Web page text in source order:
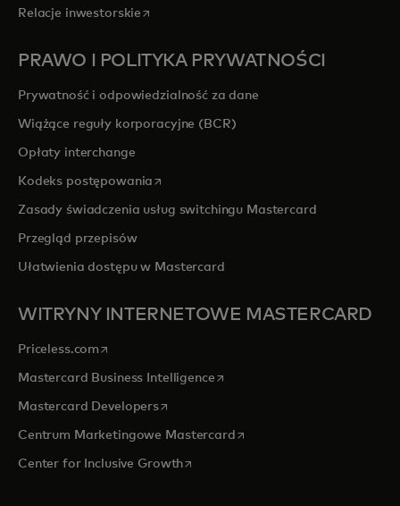
Relacje inwestorskie opens in a new tab
PRAWO I POLITYKA PRYWATNOŚCI
Prywatność i odpowiedzialność za dane
Wiążące reguły korporacyjne (BCR)
Opłaty interchange
Kodeks postępowania opens in a new tab
Zasady świadczenia usług switchingu Mastercard
Przegląd przepisów
Ułatwienia dostępu w Mastercard
WITRYNY INTERNETOWE MASTERCARD
Priceless.com opens in a new tab
Mastercard Business Intelligenceopens in a new tab
Mastercard Developersopens in a new tab
Centrum Marketingowe Mastercardopens in a new tab
Center for Inclusive Growthopens in a new tab